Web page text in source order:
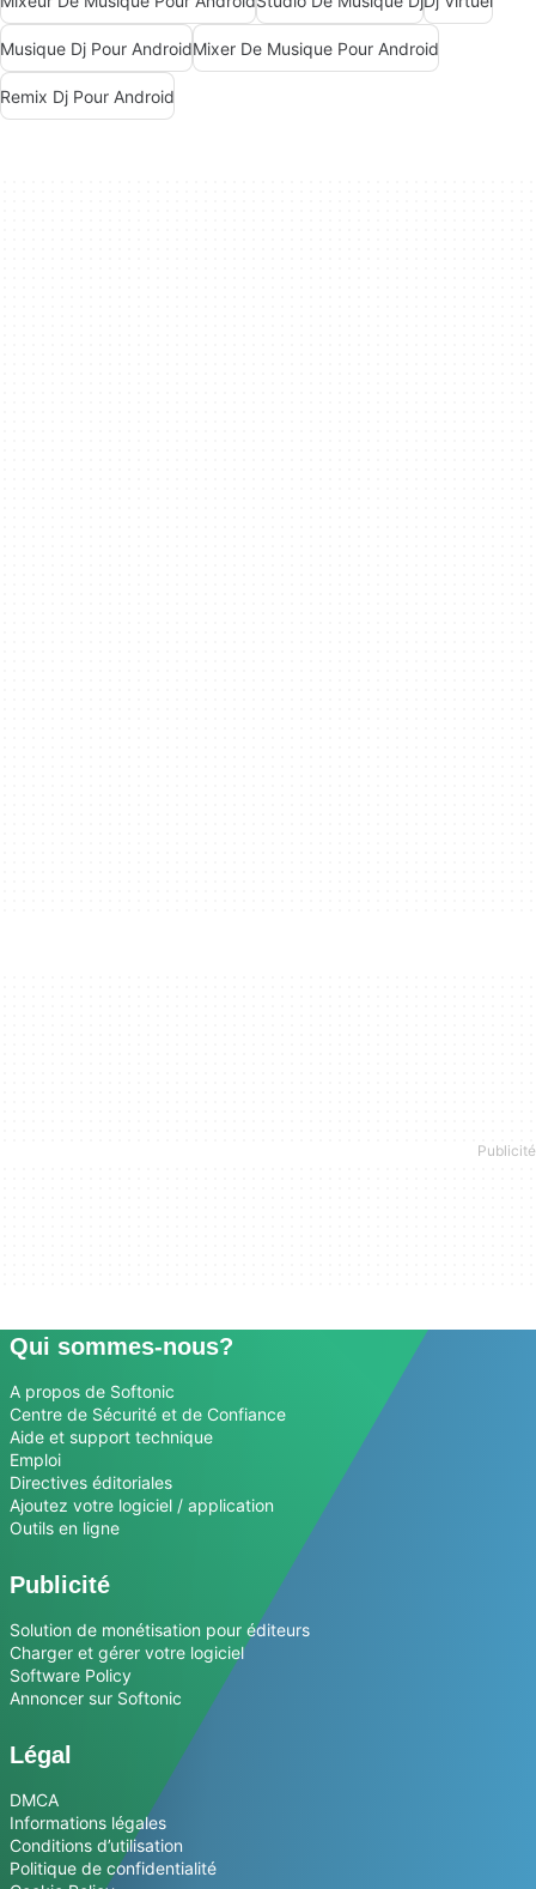
Musique Dj Pour AndroidMixer De Musique Pour Android
Remix Dj Pour Android
Qui sommes-nous?
A propos de Softonic
Centre de Sécurité et de Confiance
Aide et support technique
Emploi
Directives éditoriales
Ajoutez votre logiciel / application
Outils en ligne
Publicité
Solution de monétisation pour éditeurs
Charger et gérer votre logiciel
Software Policy
Annoncer sur Softonic
Légal
DMCA
Informations légales
Conditions d’utilisation
Politique de confidentialité